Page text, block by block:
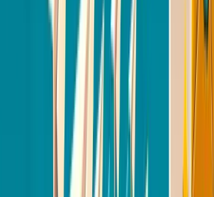
Stel een vraag
Eindig met een open vraag die
beantwoorden is. Niet "Heb je
vacature?" maar "Zou je open
gesprek over hoe je carriere er de